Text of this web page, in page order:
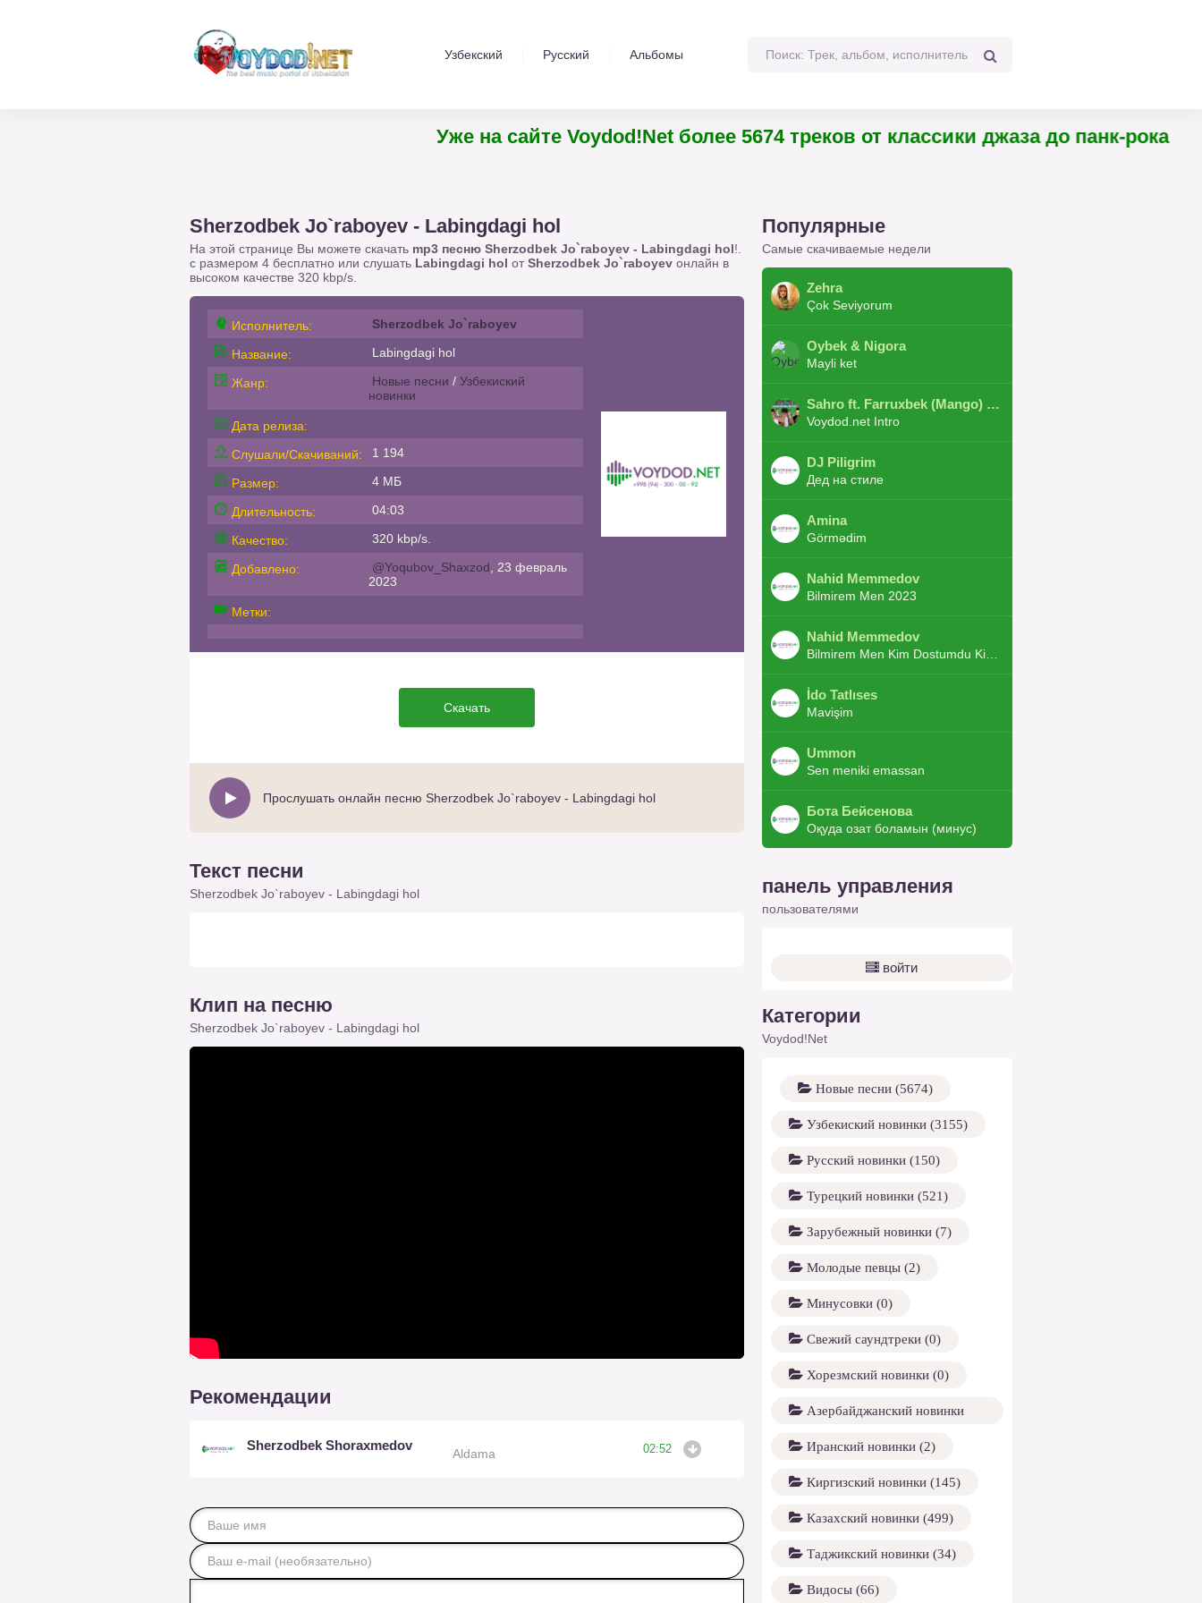
Узбекский Русский Альбомы
Уже на сайте Voydod!Net более 5674 треков от классики джаза до панк-рока
Sherzodbek Jo`raboyev - Labingdagi hol
На этой странице Вы можете скачать mp3 песню Sherzodbek Jo`raboyev - Labingdagi hol!.
с размером 4 бесплатно или слушать Labingdagi hol отSherzodbek Jo`raboyev онлайн в
высоком качестве 320 kbp/s.
Исполнитель: Sherzodbek Jo`raboyev
Название: Labingdagi hol
Жанр: Новые песни / Узбекиский
новинки
Дата релиза:
Слушали/Скачиваний:
1 194
Размер: 4 МБ
Длительность: 04:03
Качество: 320 kbp/s.
Добавлено: @Yoqubov_Shaxzod , 23 февраль
2023
Метки:
Скачать
Прослушать онлайн песню Sherzodbek Jo`raboyev - Labingdagi hol
Текст песни
Sherzodbek Jo`raboyev - Labingdagi hol
Клип на песню
Sherzodbek Jo`raboyev - Labingdagi hol
Рекомендации
Sherzodbek Shoraxmedov
Aldama 02:52
Популярные
Самые скачиваемые недели
Zehra
Çok Seviyorum
Oybek & Nigora
Mayli ket
Sahro ft. Farruxbek (Mango) ft. Shaxboz ft. Navruz and Zarba ft. DJ.JoHa
Voydod.net Intro
DJ Piligrim
Дед на стиле
Amina
Görmədim
Nahid Memmedov
Bilmirem Men 2023
Nahid Memmedov
İdo Tatlıses
Mavişim
Ummon
Sen meniki emassan
Бота Бейсенова
Оқуда озат боламын (минус)
панель управления
пользователями
войти
Категории
Voydod!Net
Новые песни (5674)
Узбекиский новинки (3155)
Русский новинки (150)
Турецкий новинки (521)
Зарубежный новинки (7)
Молодые певцы (2)
Минусовки (0)
Свежий саундтреки (0)
Хорезмский новинки (0)
Азербайджанский новинки
(1158)
Иранский новинки (2)
Киргизский новинки (145)
Казахский новинки (499)
Таджикский новинки (34)
Видосы (66)